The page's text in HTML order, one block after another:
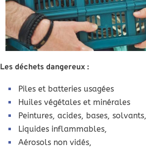
Les déchets dangereux :
Piles et batteries usagées
Huiles végétales et minérales
Peintures, acides, bases, solvants,
Liquides inflammables,
Aérosols non vidés,